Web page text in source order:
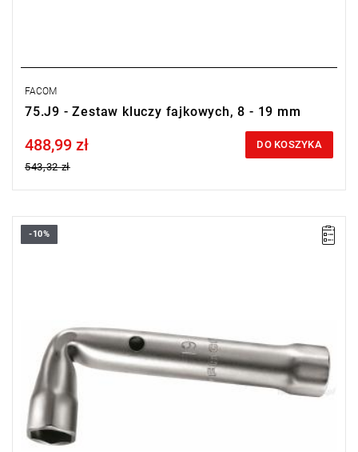
FACOM
75.J9 - Zestaw kluczy fajkowych, 8 - 19 mm
Price tax included
488,99 zł
543,32 zł
DO KOSZYKA
Rozmiar: 24 mm,
-10%